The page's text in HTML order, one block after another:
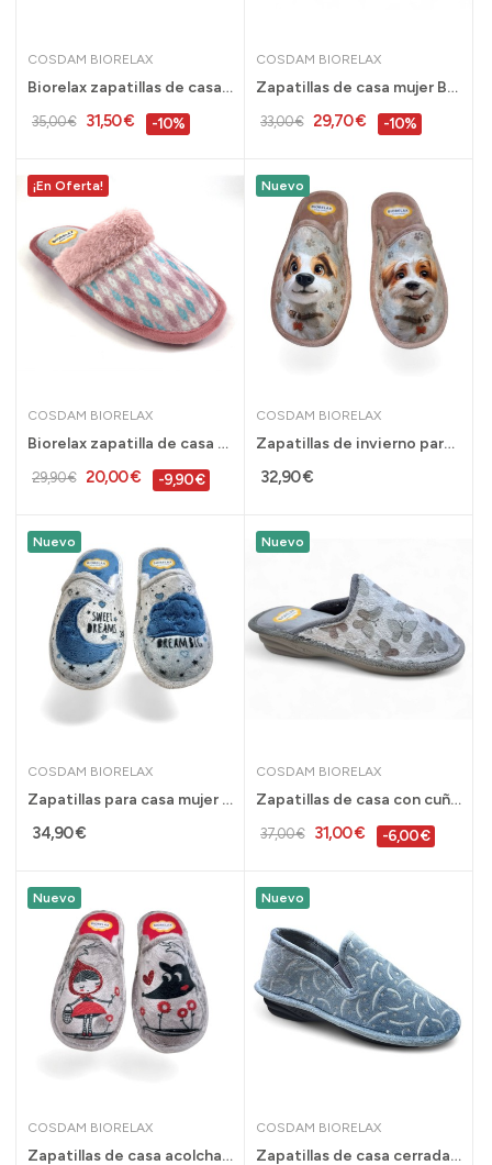
COSDAM BIORELAX
Biorelax zapatillas de casa para mujer con cuña...
35,00 € 31,50 € -10%
COSDAM BIORELAX
Zapatillas de casa mujer Biorelax con cuña...
33,00 € 29,70 € -10%
¡En Oferta!
COSDAM BIORELAX
Biorelax zapatilla de casa con amortiguación de...
29,90 € 20,00 € -9,90 €
Nuevo
COSDAM BIORELAX
Zapatillas de invierno para casa con perritos...
32,90 €
Nuevo
COSDAM BIORELAX
Zapatillas para casa mujer de invierno Biorelax...
34,90 €
Nuevo
COSDAM BIORELAX
Zapatillas de casa con cuña para mujer de...
37,00 € 31,00 € -6,00 €
Nuevo
COSDAM BIORELAX
Zapatillas de casa acolchadas Biorelax...
Nuevo
COSDAM BIORELAX
Zapatillas de casa cerradas con acolchado...